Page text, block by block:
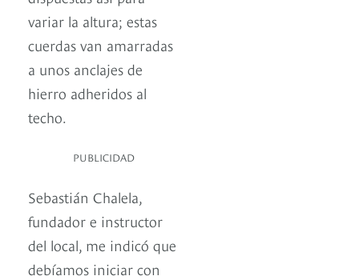
variar la altura; estas
cuerdas van amarradas
a unos anclajes de
hierro adheridos al
techo.
PUBLICIDAD
Sebastián Chalela,
fundador e instructor
del local, me indicó que
debíamos iniciar con